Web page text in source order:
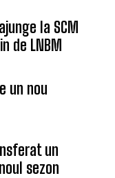
la SCM
de LNBM
un nou
un
sezon